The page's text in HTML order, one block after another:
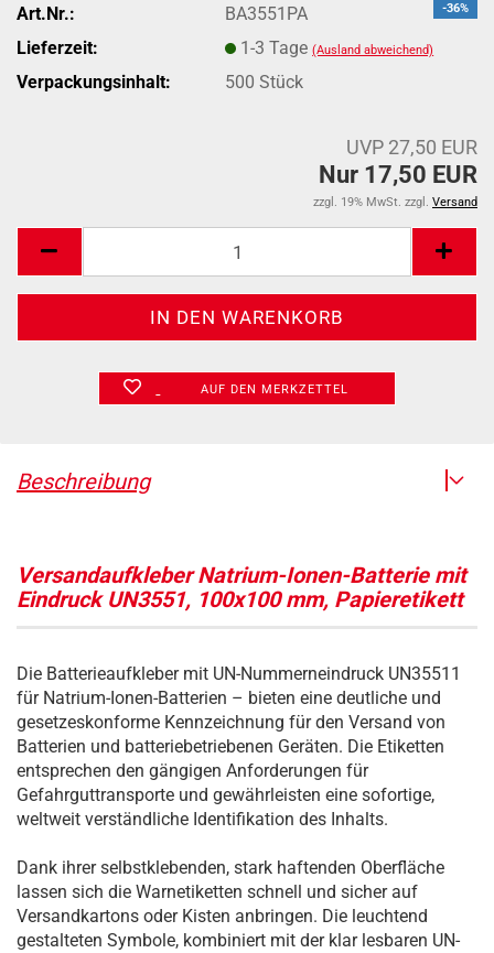
-36%
Art.Nr.:
BA3551PA
Lieferzeit:
1-3 Tage(Ausland abweichend)
Verpackungsinhalt: 500 Stück
UVP 27,50 EUR
Nur 17,50 EUR
zzgl. 19% MwSt. zzgl. Versand
AUF DEN MERKZETTEL
Beschreibung
Versandaufkleber Natrium-Ionen-Batterie mit
Eindruck UN3551, 100x100 mm, Papieretikett
Die Batterieaufkleber mit UN-Nummerneindruck UN35511
für Natrium-Ionen-Batterien – bieten eine deutliche und
gesetzeskonforme Kennzeichnung für den Versand von
Batterien und batteriebetriebenen Geräten. Die Etiketten
entsprechen den gängigen Anforderungen für
Gefahrguttransporte und gewährleisten eine sofortige,
weltweit verständliche Identifikation des Inhalts.
Dank ihrer selbstklebenden, stark haftenden Oberfläche
lassen sich die Warnetiketten schnell und sicher auf
Versandkartons oder Kisten anbringen. Die leuchtend
gestalteten Symbole, kombiniert mit der klar lesbaren UN-